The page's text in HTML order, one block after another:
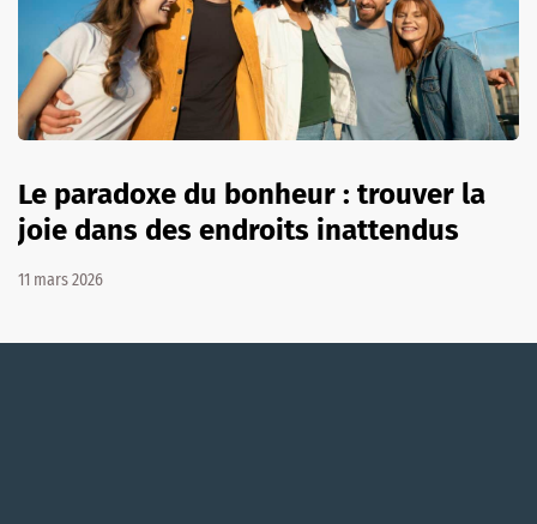
Le paradoxe du bonheur : trouver la
joie dans des endroits inattendus
11 mars 2026